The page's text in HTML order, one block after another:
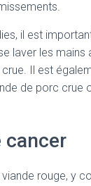
il est
laver les mains
Il est
de porc crue
cancer
rouge, y